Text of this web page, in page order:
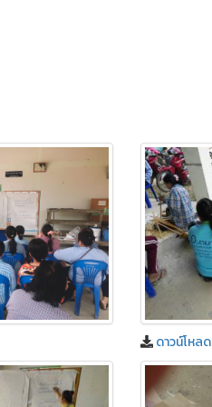
ดาวน์โหลด